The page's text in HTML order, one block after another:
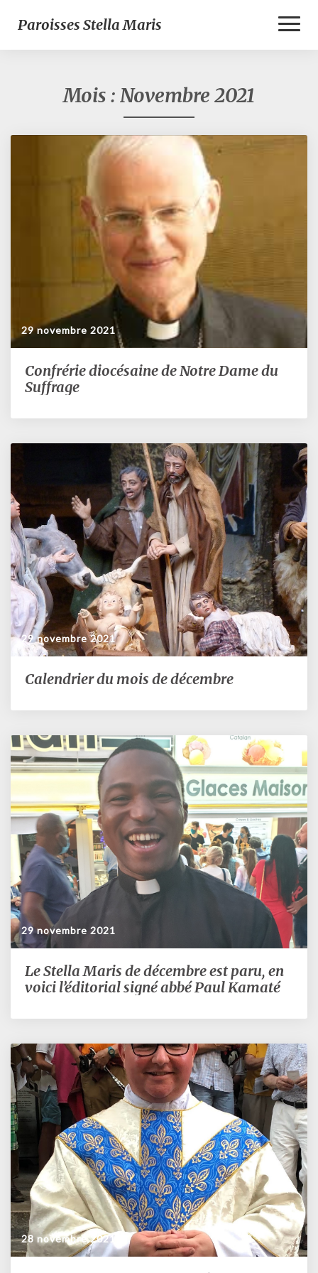
Paroisses Stella Maris
Mois : Novembre 2021
29 novembre 2021
Confrérie
diocésaine
Notre
du
Confrérie diocésaine de Notre Dame du
Suffrage
29 novembre 2021
Calendrier
mois
décembre
Calendrier du mois de décembre
29 novembre 2021
Le
Stella
de
est
paru,
en
voici
l’éditorial
signé
abbé
Kamaté
Le Stella Maris de décembre est paru, en
voici l’éditorial signé abbé Paul Kamaté
28 novembre 2021